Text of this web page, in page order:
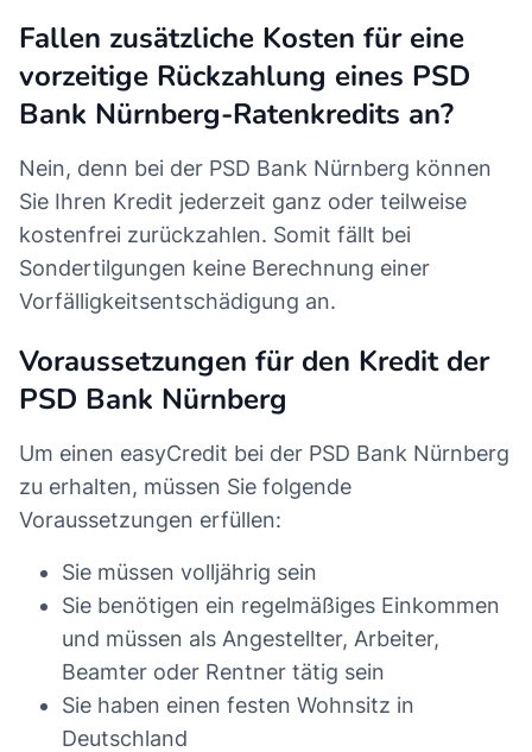
Fallen zusätzliche Kosten für eine
vorzeitige Rückzahlung eines PSD
Bank Nürnberg-Ratenkredits an?
Nein, denn bei der PSD Bank Nürnberg können
Sie Ihren Kredit jederzeit ganz oder teilweise
kostenfrei zurückzahlen. Somit fällt bei
Sondertilgungen keine Berechnung einer
Vorfälligkeitsentschädigung an.
Voraussetzungen für den Kredit der
PSD Bank Nürnberg
Um einen easyCredit bei der PSD Bank Nürnberg
zu erhalten, müssen Sie folgende
Voraussetzungen erfüllen:
Sie müssen volljährig sein
Sie benötigen ein regelmäßiges Einkommen
und müssen als Angestellter, Arbeiter,
Beamter oder Rentner tätig sein
Sie haben einen festen Wohnsitz in
Deutschland